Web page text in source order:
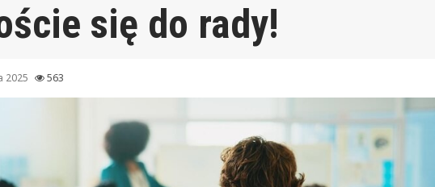
się do rady!
2025 563